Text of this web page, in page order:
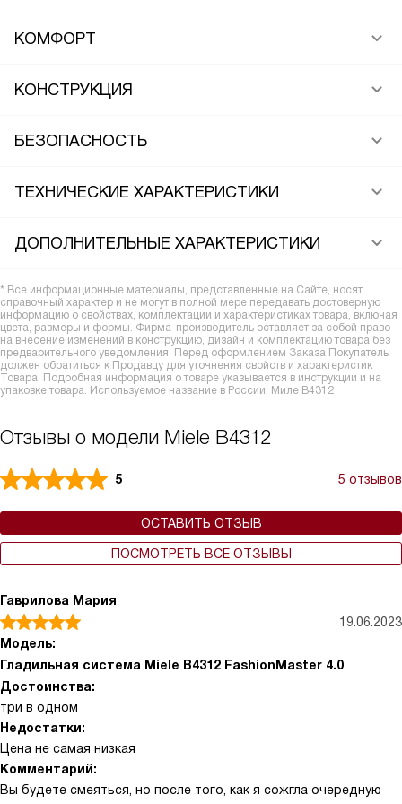
КОМФОРТ
КОНСТРУКЦИЯ
БЕЗОПАСНОСТЬ
ТЕХНИЧЕСКИЕ ХАРАКТЕРИСТИКИ
ДОПОЛНИТЕЛЬНЫЕ ХАРАКТЕРИСТИКИ
* Все информационные материалы, представленные на Сайте, носят
справочный характер и не могут в полной мере передавать достоверную
информацию о свойствах, комплектации и характеристиках товара, включая
цвета, размеры и формы. Фирма-производитель оставляет за собой право
на внесение изменений в конструкцию, дизайн и комплектацию товара без
предварительного уведомления. Перед оформлением Заказа Покупатель
должен обратиться к Продавцу для уточнения свойств и характеристик
Товара. Подробная информация о товаре указывается в инструкции и на
упаковке товара. Используемое название в России: Миле B4312
Отзывы о модели Miele B4312
5 5 отзывов
ОСТАВИТЬ ОТЗЫВ
ПОСМОТРЕТЬ ВСЕ ОТЗЫВЫ
Гаврилова Мария
19.06.2023
Модель:
Гладильная система Miele B4312 FashionMaster 4.0
Достоинства:
три в одном
Недостатки:
Цена не самая низкая
Комментарий:
Вы будете смеяться, но после того, как я сожгла очередную